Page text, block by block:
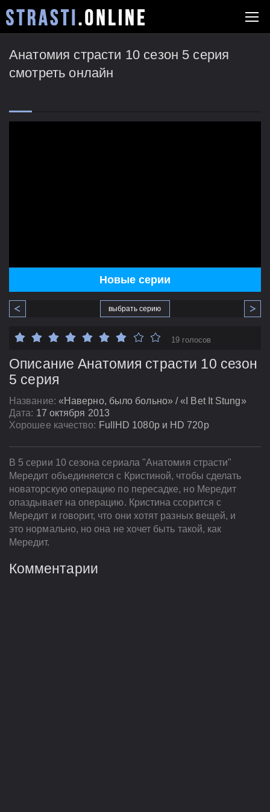
Анатомия страсти 10 сезон 5 серия
смотреть онлайн
Новые серии
выбрать серию
Описание Анатомия страсти 10 сезон
5 серия
Название: «Наверно, было больно» / «I Bet It Stung»
Дата: 17 октября 2013
Хорошее качество: FullHD 1080p и HD 720p
19 голосов
В 5 серии 10 сезона сериала "Анатомия страсти"
Мередит объединяется с Кристиной, чтобы сделать
новаторскую операцию по пересадке, но Мередит
опаздывает на операцию. Кристина ссорится с
Мередит и говорит, что они хотят разных вещей, и
это нормально, но она не хочет быть такой, как
Мередит.
Комментарии